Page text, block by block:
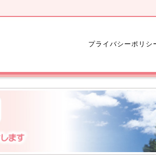
プライバシーポリシ